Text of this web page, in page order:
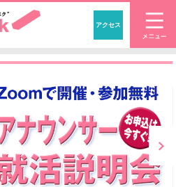
「アナウンサー・
アクセス
・実技 受付中！